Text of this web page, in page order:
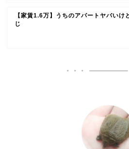
【家賃1.6万】うちのアパートヤバいけ
じ